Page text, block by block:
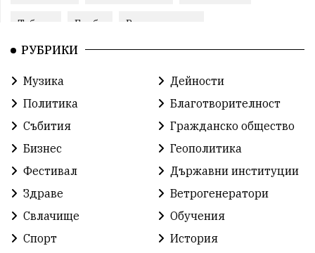
Табели Глоби Велотуризъм
Благотворителност
Работа Народност
Ретро Международен Футбол
Лига екология протест
Одринци
Концерт Победа Баскетбол
Усмивки история празник
РУБРИКИ
Музика
Дейности
Политика
Благотворителност
Събития
Гражданско общество
Бизнес
Геополитика
Фестивал
Държавни институции
Здраве
Ветрогенератори
Свлачище
Обучения
Спорт
История